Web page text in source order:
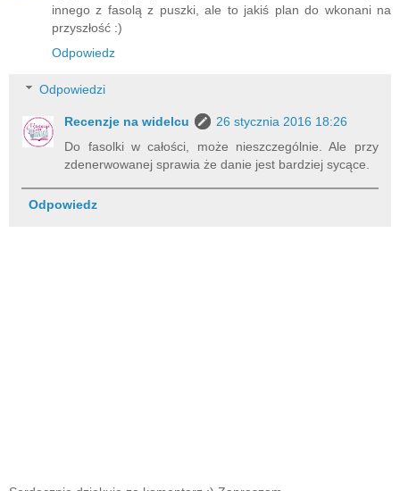
innego z fasolą z puszki, ale to jakiś plan do wkonani na
przyszłość :)
Odpowiedz
Odpowiedzi
Recenzje na widelcu
26 stycznia 2016 18:26
Do fasolki w całości, może nieszczególnie. Ale przy
zdenerwowanej sprawia że danie jest bardziej sycące.
Odpowiedz